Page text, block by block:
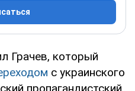
Грачев, который
с украинского
пропагандистский